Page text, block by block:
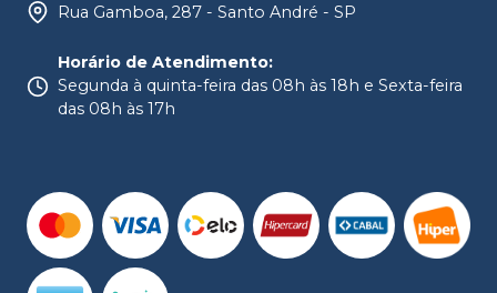
Rua Gamboa, 287 - Santo André - SP
Horário de Atendimento:
Segunda à quinta-feira das 08h às 18h e Sexta-feira
das 08h às 17h